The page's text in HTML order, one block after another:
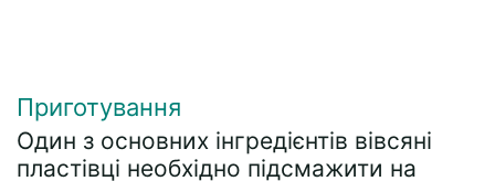
Приготування
Один з основних інгредієнтів вівсяні
пластівці необхідно підсмажити на